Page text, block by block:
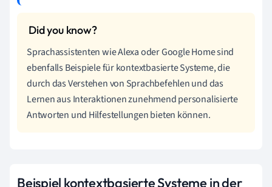
Sprachassistenten wie Alexa oder Google Home sind
ebenfalls Beispiele für kontextbasierte Systeme, die
durch das Verstehen von Sprachbefehlen und das
Lernen aus Interaktionen zunehmend personalisierte
Antworten und Hilfestellungen bieten können.
Beispiel kontextbasierte Systeme in der